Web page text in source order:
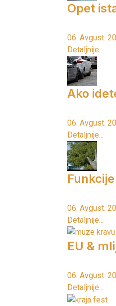
Opet
06. Avgust.
Detaljnije...
Ako
06. Avgust.
Detaljnije...
06. Avgust.
Detaljnije...
EU &
06. Avgust.
Detaljnije...